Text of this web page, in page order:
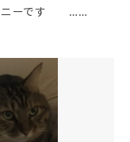
モニーです ……